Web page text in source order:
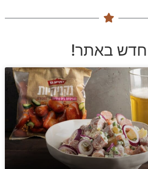
חדש באתר!